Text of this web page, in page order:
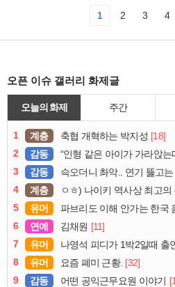
1 2 3 4
오픈 이슈 갤러리 화제글
오늘의 화제 주간
1 계층 축협 개혁하는 박지성 [18]
2
감동 “인형 같은 아이가 가라앉는데”…수심
3
감동 슥오더니 촤악.. 연기 뚫고는 가슴 툭
4
계층 ㅇㅎ) 나이키 역사상 최고의
5
유머 파브리도 이해 안가는 한국
6
연예 김채원 [11]
7
유머 나영석 피디가 1박2일때 출
8
유머 요즘 폐미 근황. [32]
9
감동 어떤 공익근무요원 이야기